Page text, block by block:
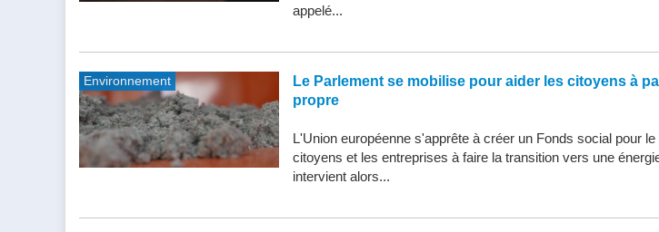
appelé...
Environnement
Le Parlement se mobilise pour aider les citoyens à
propre
L'Union européenne s'apprête à créer un Fonds social pour
citoyens et les entreprises à faire la transition vers une
intervient alors...